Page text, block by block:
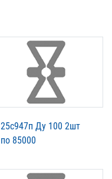
25с947п Ду 100 2шт
по 85000